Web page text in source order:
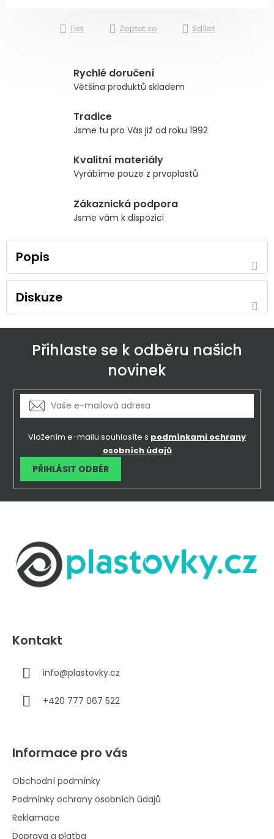
Tisk Zeptat se Sdílet
Rychlé doručení
Většina produktů skladem
Tradice
Jsme tu pro Vás již od roku 1992
Kvalitní materiály
Vyrábíme pouze z prvoplastů
Zákaznická podpora
Jsme vám k dispozici
Popis
Diskuze
Přihlaste se k odběru našich
novinek
Vložením e-mailu souhlasíte s podmínkami ochrany
osobních údajů
PŘIHLÁSIT ODBĚR
Z
Kontakt
info@plastovky.cz
+420 777 067 522
Informace pro vás
Obchodní podmínky
Podmínky ochrany osobních údajů
Reklamace
Doprava a platba